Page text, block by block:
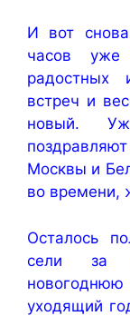
И вот
часов уже
радостных
встреч и
новый.
Москвы и
во времени,
Осталось
сели за
уходящий